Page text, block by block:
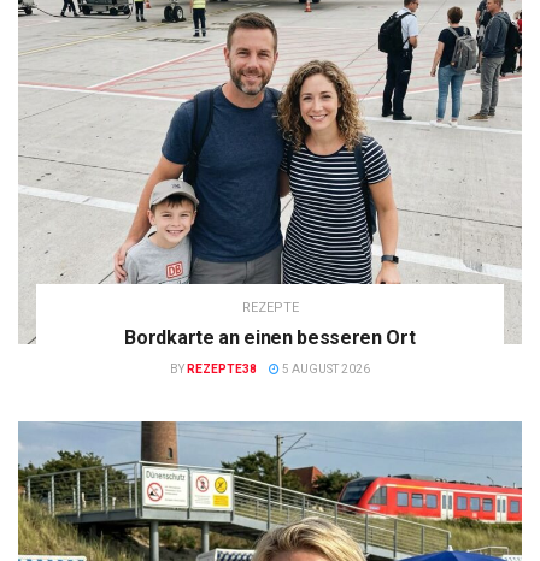
REZEPTE
Bordkarte an einen besseren Ort
BY REZEPTE38 5 AUGUST 2026